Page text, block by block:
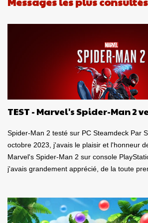
e
TEST - Marvel's Spider-Man 2
Spider-Man 2 testé sur PC Steamdeck Par
octobre 2023, j'avais le plaisir et l'honneur
Marvel's Spider-Man 2 sur console
j'avais grandement apprécié, de la toute
Pour revoir mon test, c'est par ici . Lorsque
nous a contacté il y a deux semaines pour